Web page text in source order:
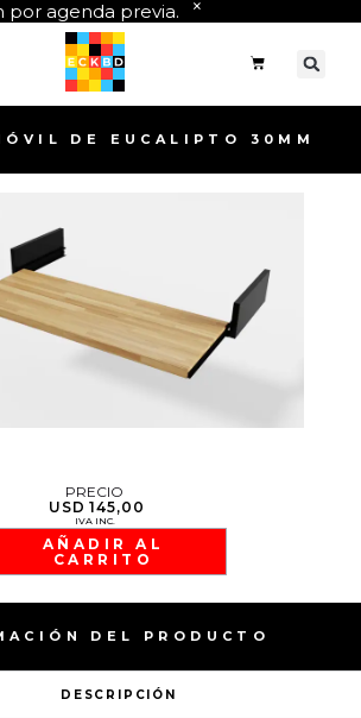
por agenda previa.
DE EUCALIPTO 30MM
PRECIO
USD 145,00
IVA INC.
AÑADIR AL
CARRITO
DEL PRODUCTO
DESCRIPCIÓN